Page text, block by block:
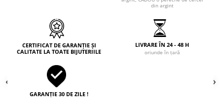
din argint
CERTIFICAT DE GARANȚIE ȘI
CALITATE LA TOATE BIJUTERIILE
LIVRARE ÎN 24 - 48 H
oriunde în țară
GARANȚIE 30 DE ZILE !